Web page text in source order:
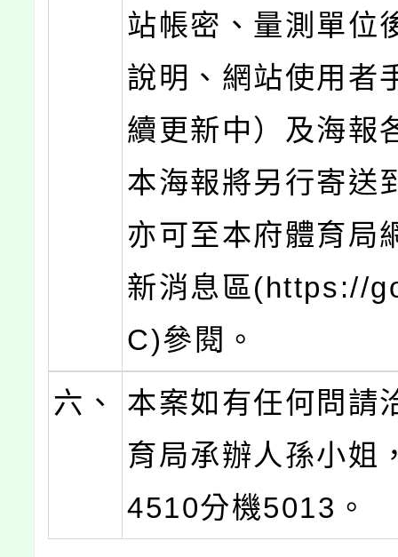
站帳密、量測單位
說明、網站使用者
續更新中）及海報
本海報將另行寄送
亦可至本府體育局
新消息區(https://
C)參閱。
六、
本案如有任何問請
育局承辦人孫小姐
4510分機5013。